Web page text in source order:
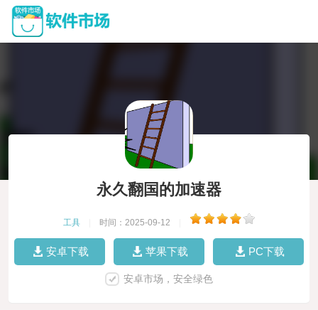
永久翻国的加速器
工具 时间：2025-09-12
安卓下载 苹果下载 PC下载
安卓市场，安全绿色